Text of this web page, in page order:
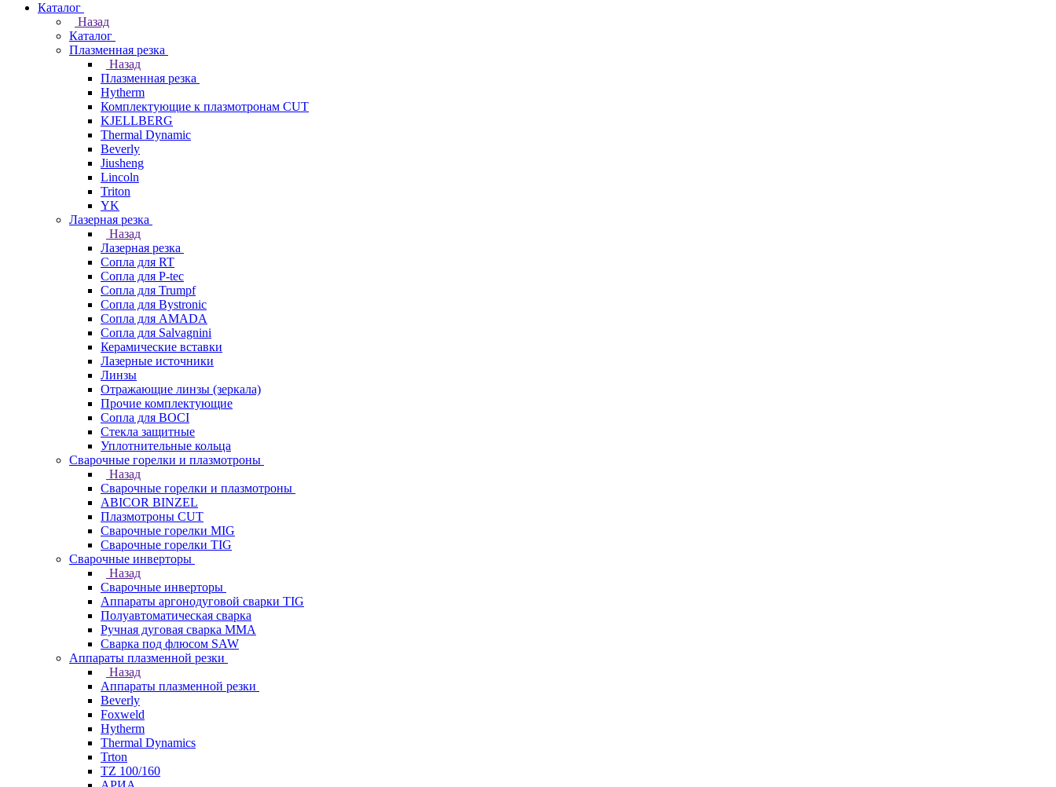
Каталог
Назад
Каталог
Плазменная резка
Назад
Плазменная резка
Hytherm
Комплектующие к плазмотронам CUT
KJELLBERG
Thermal Dynamic
Beverly
Jiusheng
Lincoln
Triton
YK
Лазерная резка
Назад
Лазерная резка
Сопла для RT
Сопла для P-tec
Сопла для Trumpf
Сопла для Bystronic
Сопла для AMADA
Сопла для Salvagnini
Керамические вставки
Лазерные источники
Линзы
Отражающие линзы (зеркала)
Прочие комплектующие
Сопла для BOCI
Стекла защитные
Уплотнительные кольца
Сварочные горелки и плазмотроны
Назад
Сварочные горелки и плазмотроны
ABICOR BINZEL
Плазмотроны CUT
Сварочные горелки MIG
Сварочные горелки TIG
Сварочные инверторы
Назад
Сварочные инверторы
Аппараты аргонодуговой сварки TIG
Полуавтоматическая сварка
Ручная дуговая сварка MMA
Сварка под флюсом SAW
Аппараты плазменной резки
Назад
Аппараты плазменной резки
Beverly
Foxweld
Hytherm
Thermal Dynamics
Trton
TZ 100/160